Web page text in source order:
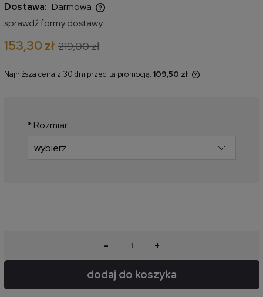
Dostawa: Darmowa
Cena nie zawiera ewentualnych kosztów płatności
sprawdź formy dostawy
153,30 zł 219,00 zł
Najniższa cena z 30 dni przed tą promocją: 109,50 zł
* Rozmiar:
- +
dodaj do koszyka